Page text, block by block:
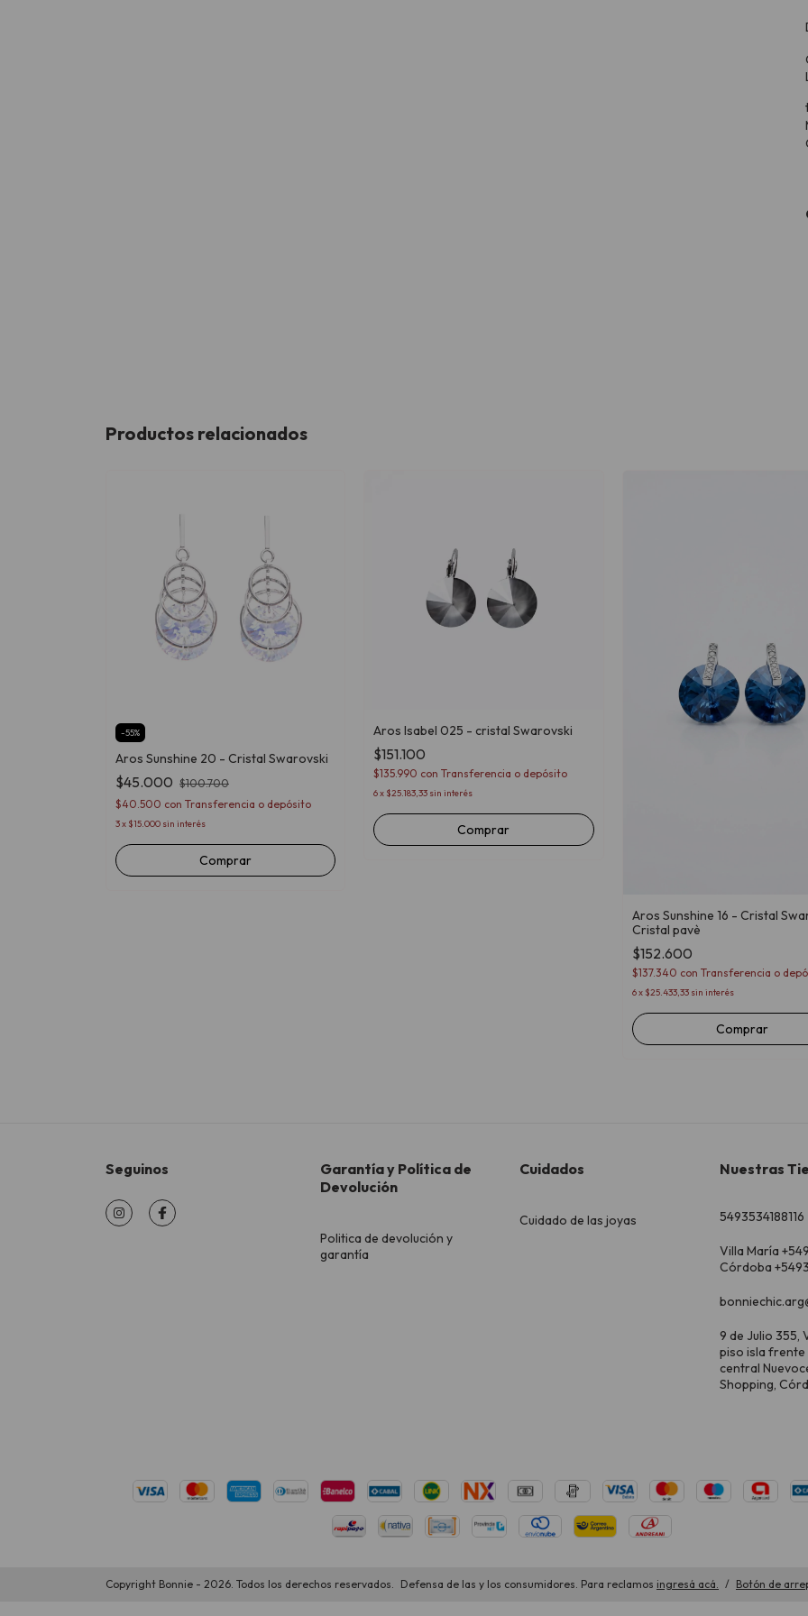
Productos relacionados
-55%
Aros Sunshine 20 - Cristal Swarovski
$45.000 $100.700
$40.500 con Transferencia o depósito
3x $15.000 sin interés
Aros Isabel 025 - cristal Swarovski
$151.100
$135.990 con Transferencia o depósito
6x $25.183,33 sin interés
Aros Sunshine 16 - Cristal
Cristal pavè
$152.600
$137.340 con Transferencia o
6x $25.433,33 sin interés
Comprar
Seguinos
Garantía y Política de
Devolución
Politica de devolución y
garantía
Cuidados
Cuidado de las joyas
Nuestras
5493534188116
Villa María
Córdoba
9 de Julio 355,
piso isla frente
central
Shopping,
Copyright Bonnie - 2026. Todos los derechos reservados. Defensa de las y los consumidores. Para reclamos ingresá acá. / Botón de